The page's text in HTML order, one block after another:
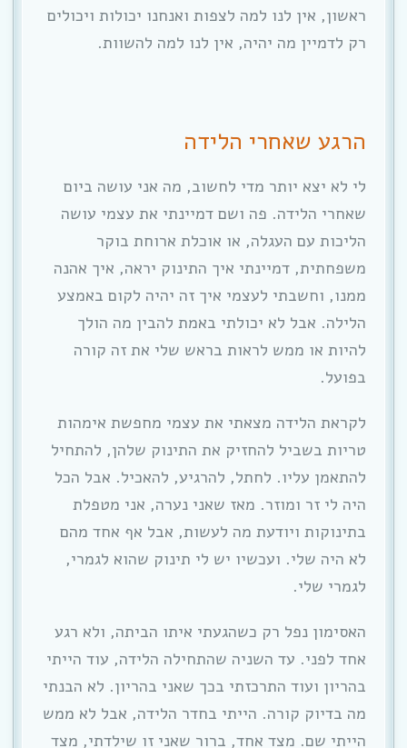
ראשון, אין לנו למה לצפות ואנחנו יכולות ויכולים
רק לדמיין מה יהיה, אין לנו למה להשוות.
הרגע שאחרי הלידה
לי לא יצא יותר מדי לחשוב, מה אני עושה ביום
שאחרי הלידה. פה ושם דמיינתי את עצמי עושה
הליכות עם העגלה, או אוכלת ארוחת בוקר
משפחתית, דמיינתי איך התינוק יראה, איך אהנה
ממנו, וחשבתי לעצמי איך זה יהיה לקום באמצע
הלילה. אבל לא יכולתי באמת להבין מה הולך
להיות או ממש לראות בראש שלי את זה קורה
בפועל.
לקראת הלידה מצאתי את עצמי מחפשת אימהות
טריות בשביל להחזיק את התינוק שלהן, להתחיל
להתאמן עליו. לחתל, להרגיע, להאכיל. אבל הכל
היה לי זר ומוזר. מאז שאני נערה, אני מטפלת
בתינוקות ויודעת מה לעשות, אבל אף אחד מהם
לא היה שלי. ועכשיו יש לי תינוק שהוא לגמרי,
לגמרי שלי.
האסימון נפל רק כשהגעתי איתו הביתה, ולא רגע
אחד לפני. עד השניה שהתחילה הלידה, עוד הייתי
בהריון ועוד התרכזתי בכך שאני בהריון. לא הבנתי
מה בדיוק קורה. הייתי בחדר הלידה, אבל לא ממש
הייתי שם. מצד אחד, ברור שאני זו שילדתי, מצד